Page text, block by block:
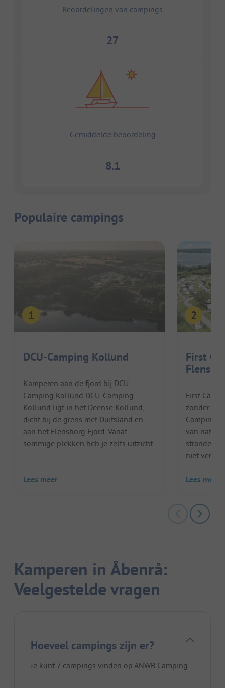
Beoordelingen van campings
27
Gemiddelde beoordeling
8.1
Populaire campings
DCU-Camping Kollund
Kamperen aan de fjord bij DCU-
Camping Kollund DCU-Camping
Kollund ligt in het Deense Kollund,
dicht bij de grens met Duitsland en
aan het Flensborg Fjord. Vanaf
sommige plekken heb je zelfs uitzicht
...
Lees meer
First
First
zonder
Camping
van
stranden
niet ver
Lees meer
Kamperen in Åbenrå:
Veelgestelde vragen
Hoeveel campings zijn er?
Je kunt 7 campings vinden op ANWB Camping.